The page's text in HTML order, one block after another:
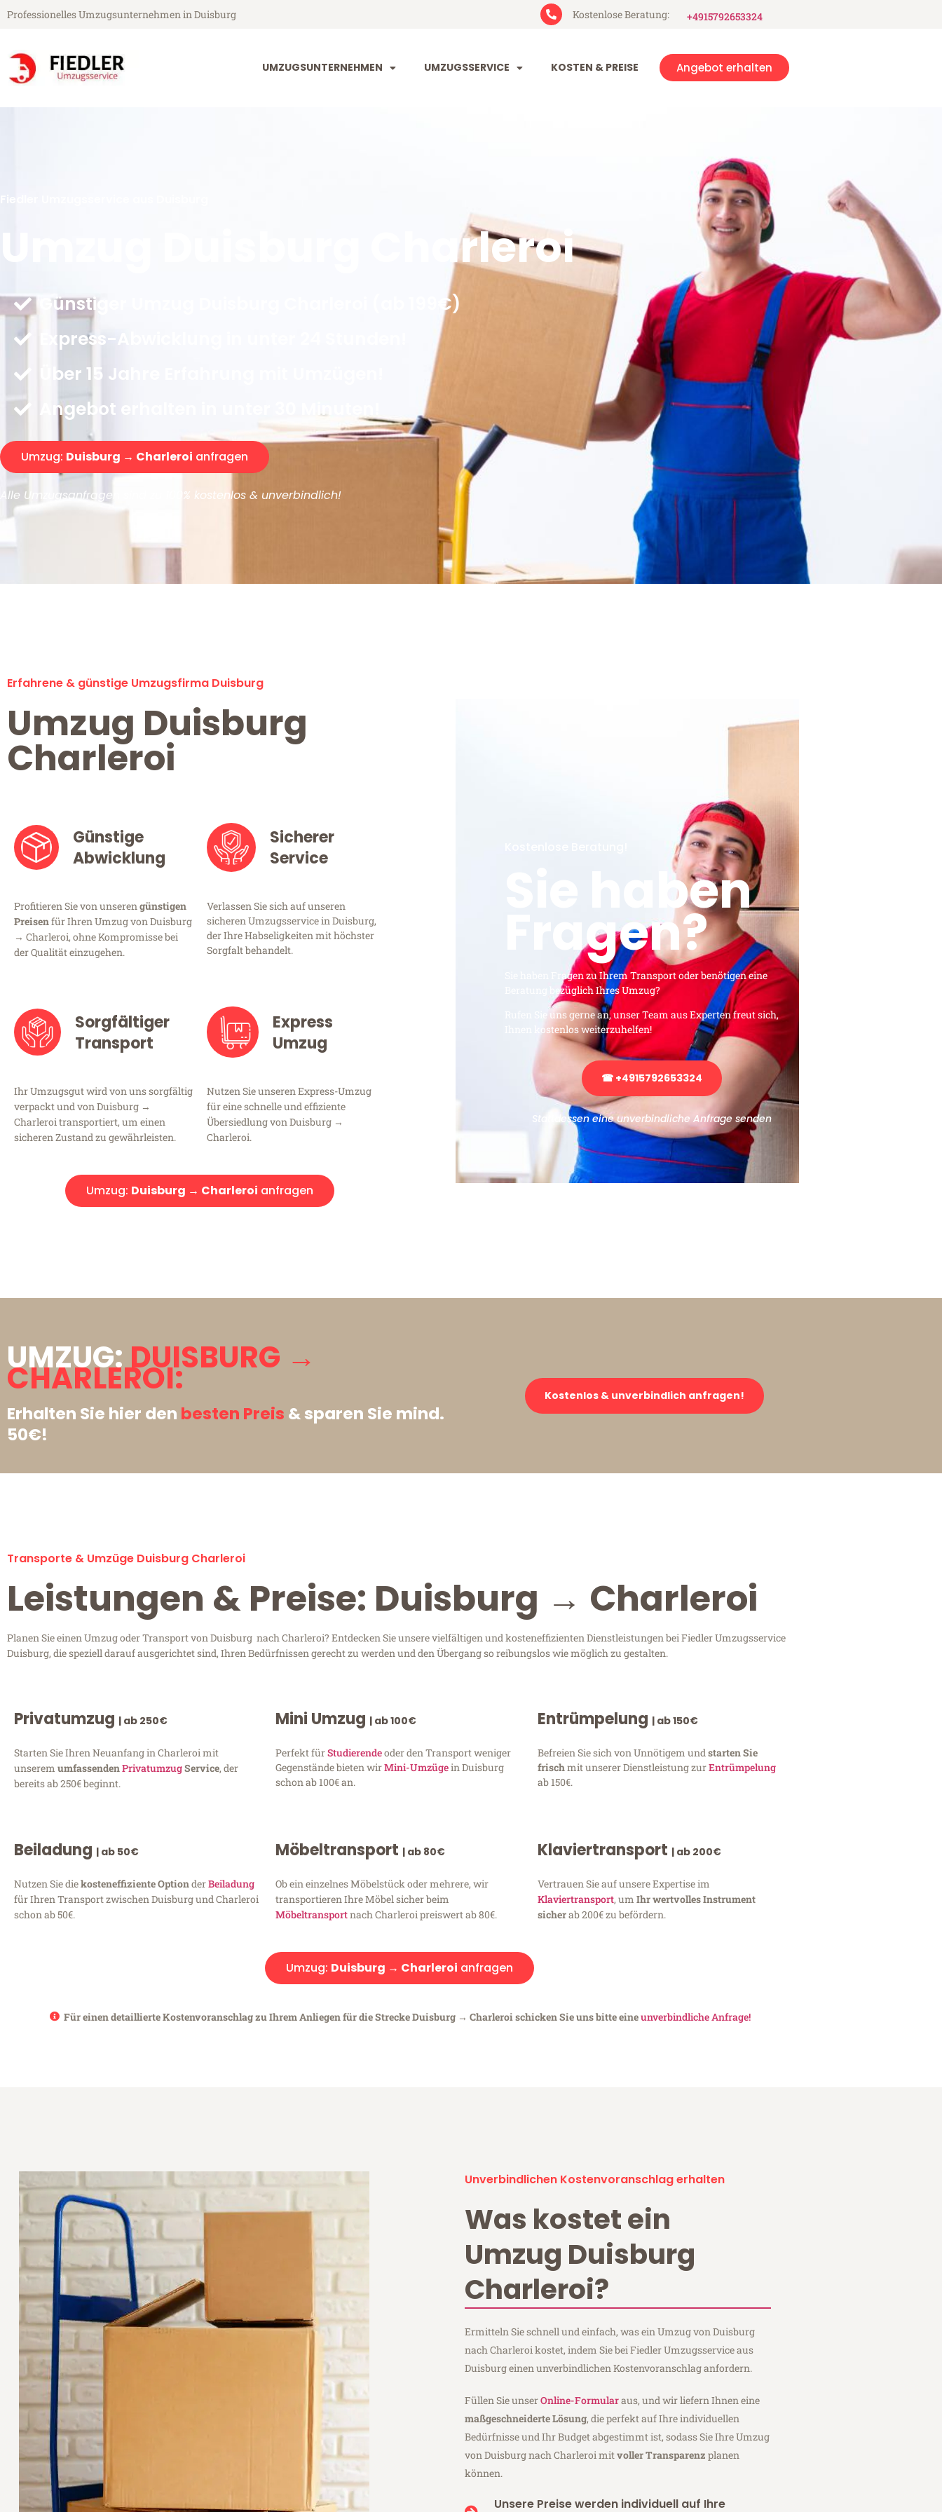
Professionelles Umzugsunternehmen in Duisburg Kostenlose Beratung: +4915792653324
UMZUGSUNTERNEHMEN UMZUGSSERVICE KOSTEN & PREISE Angebot erhalten
Umzug Duisburg Charleroi
Günstiger Umzug Duisburg Charleroi (ab 199€)
Express-Abwicklung in unter 24 Stunden!
Über 15 Jahre Erfahrung mit Umzügen!
Angebot erhalten in unter 30 Minuten!
Umzug: Duisburg → Charleroi anfragen
Alle Umzugsanfragen sind zu 100% kostenlos & unverbindlich!
Erfahrene & günstige Umzugsfirma Duisburg
Umzug Duisburg
Charleroi
Günstige
Abwicklung
Profitieren Sie von unserengünstigen
Preisenfür Ihren Umzug von Duisburg
→ Charleroi, ohne Kompromisse bei
der Qualität einzugehen.
Sicherer
Service
Verlassen Sie sich auf unseren
sicheren Umzugsservice in Duisburg,
der Ihre Habseligkeiten mit höchster
Sorgfalt behandelt.
Sorgfältiger
Transport
Ihr Umzugsgut wird von uns sorgfältig
verpackt und von Duisburg →
Charleroi transportiert, um einen
sicheren Zustand zu gewährleisten.
Express
Umzug
Nutzen Sie unseren Express-Umzug
für eine schnelle und effiziente
Übersiedlung von Duisburg →
Charleroi.
Umzug: Duisburg → Charleroi anfragen
Sie haben
Fragen?
Sie haben Fragen zu Ihrem Transport oder benötigen eine
Beratung bezüglich Ihres Umzug?
Rufen Sie uns gerne an, unser Team aus Experten freut sich,
Ihnen kostenlos weiterzuhelfen!
☎ +4915792653324
Stattdessen eine unverbindliche Anfrage senden
UMZUG:DUISBURG →
CHARLEROI:
Erhalten Sie hier den besten Preis & sparen Sie mind.
50€!
Kostenlos & unverbindlich anfragen!
Transporte & Umzüge Duisburg Charleroi
Leistungen & Preise: Duisburg → Charleroi
Planen Sie einen Umzug oder Transport von Duisburg nach Charleroi? Entdecken Sie unsere vielfältigen und kosteneffizienten Dienstleistungen bei Fiedler Umzugsservice
Duisburg, die speziell darauf ausgerichtet sind, Ihren Bedürfnissen gerecht zu werden und den Übergang so reibungslos wie möglich zu gestalten.
Privatumzug | ab 250€
Starten Sie Ihren Neuanfang in Charleroi mit
unserem umfassendenPrivatumzugService, der
bereits ab 250€ beginnt.
Mini Umzug | ab 100€
Perfekt fürStudierendeoder den Transport weniger
Gegenstände bieten wirMini-Umzügein Duisburg
schon ab 100€ an.
Entrümpelung | ab 150€
Befreien Sie sich von Unnötigem und starten Sie
frischmit unserer Dienstleistung zurEntrümpelung
ab 150€.
Beiladung | ab 50€
Nutzen Sie diekosteneffiziente OptionderBeiladung
für Ihren Transport zwischen Duisburg und Charleroi
schon ab 50€.
Möbeltransport | ab 80€
Ob ein einzelnes Möbelstück oder mehrere, wir
transportieren Ihre Möbel sicher beim
Möbeltransportnach Charleroi preiswert ab 80€.
Klaviertransport | ab 200€
Vertrauen Sie auf unsere Expertise im
Klaviertransport, um Ihr wertvolles Instrument
sicherab 200€ zu befördern.
Umzug: Duisburg → Charleroi anfragen
Für einen detaillierte Kostenvoranschlag zu Ihrem Anliegen für die Strecke Duisburg → Charleroi schicken Sie uns bitte eineunverbindliche Anfrage!
Unverbindlichen Kostenvoranschlag erhalten
Was kostet ein
Umzug Duisburg
Charleroi?
Ermitteln Sie schnell und einfach, was ein Umzug von Duisburg
nach Charleroi kostet, indem Sie bei Fiedler Umzugsservice aus
Duisburg einen unverbindlichen Kostenvoranschlag anfordern.
Füllen Sie unserOnline-Formularaus, und wir liefern Ihnen eine
maßgeschneiderte Lösung, die perfekt auf Ihre individuellen
Bedürfnisse und Ihr Budget abgestimmt ist, sodass Sie Ihre Umzug
von Duisburg nach Charleroi mitvoller Transparenz planen
können.
Unsere Preise werden individuell auf Ihre